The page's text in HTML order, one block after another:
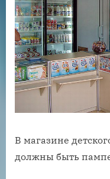
В магазине
должны быть